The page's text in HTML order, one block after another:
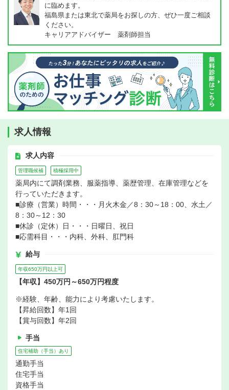
に臨めます。
福島県または東北で薬局をお探しの方、ぜひ一度ご相談
ください。
キャリアアドバイザー 薬剤師担当
求人情報
求人内容
管理職候補 積極採用中
薬局内にて調剤業務、服薬指導、薬歴管理、在庫管理などを
行っていただきます。
■診療（営業）時間・・・月火木金／8：30～18：00、水土／
8：30～12：30
■休診（定休）日・・・日曜日、祝日
■応需科目・・・内科、外科、肛門科
給与
年収650万円以上可
【年収】450万円～650万円程度
※経験、年齢、能力により考慮いたします。
【昇給回数】年1回
【賞与回数】年2回
手当
住宅補助（手当）あり
通勤手当
住宅手当
資格手当